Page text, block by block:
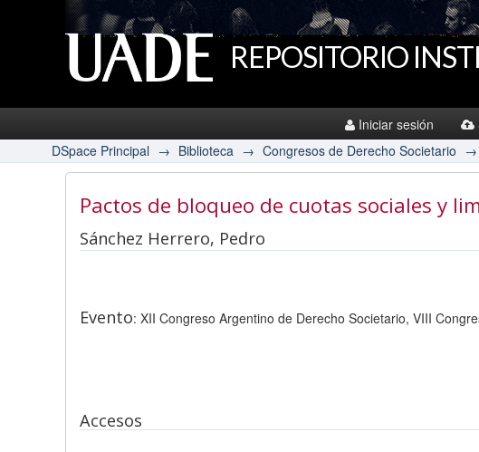
REPOSITORIO
Iniciar sesión
DSpace Principal → Biblioteca → Congresos de Derecho Societario →
Pactos de bloqueo de cuotas sociales y
Sánchez Herrero, Pedro
Evento: XII Congreso Argentino de Derecho Societario, VIII
Accesos